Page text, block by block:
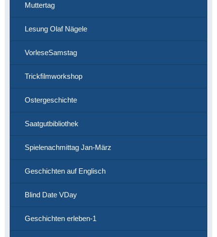
Muttertag
Lesung Olaf Nägele
VorleseSamstag
Trickfilmworkshop
Ostergeschichte
Saatgutbibliothek
Spielenachmittag Jan-März
Geschichten auf Englisch
Blind Date VDay
Geschichten erleben-1